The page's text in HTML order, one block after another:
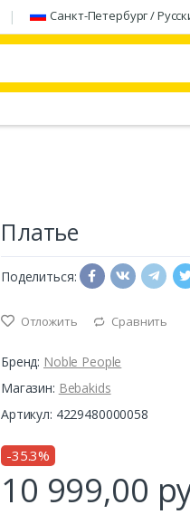
Санкт-Петербург /
Платье
Поделиться:
Отложить Сравнить
Бренд: Noble People
Магазин: Bebakids
Артикул: 4229480000058
-35.3%
10 999,00